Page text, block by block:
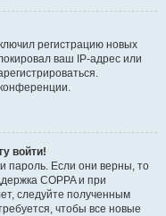
регистрацию новых
ваш IP-адрес или
войти!
пароль. Если они верны, то
COPPA и при
следуйте полученным
чтобы все новые